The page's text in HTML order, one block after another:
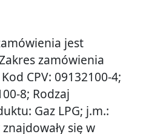
jest
zamówienia
CPV: 09132100-4;
8; Rodzaj
Gaz LPG; j.m.:
się w